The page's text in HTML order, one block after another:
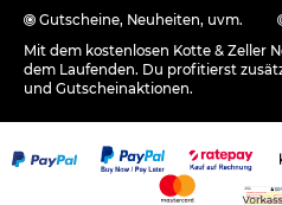
Gutscheine, Neuheiten, uvm.
Mit dem kostenlosen Kotte & Zeller
dem Laufenden. Du profitierst
und Gutscheinaktionen.